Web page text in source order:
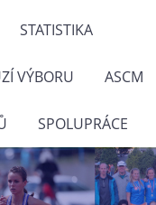
STATISTIKA
VÝBORU ASCM
SPOLUPRÁCE